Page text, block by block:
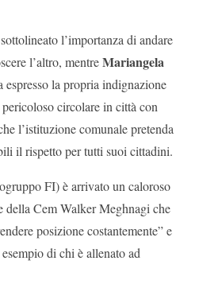
l’importanza di andare
l’altro, mentreMariangela
la propria indignazione
circolare in città con
l’istituzione comunale pretenda
il rispetto per tutti suoi cittadini.
FI) è arrivato un caloroso
della Cem Walker Meghnagi che
posizione costantemente” e
di chi è allenato ad